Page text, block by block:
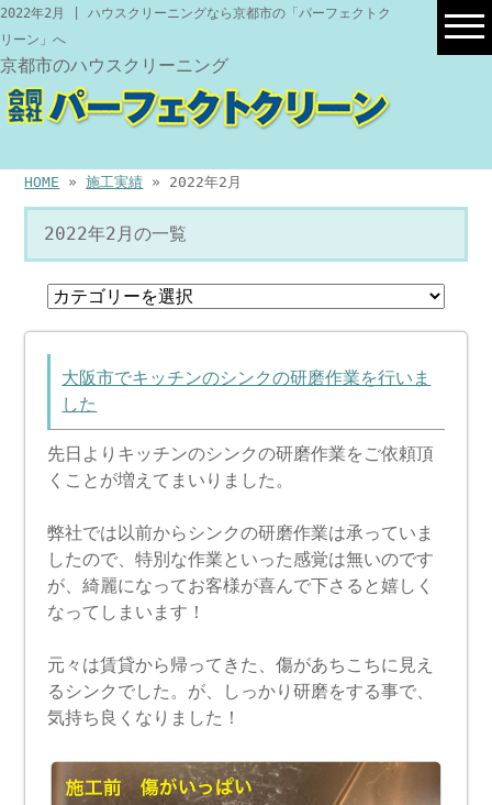
2022年2月 | ハウスクリーニングなら京都市の「パーフェクトク
リーン」へ
京都市のハウスクリーニング
HOME »施工実績 » 2022年2月
2022年2月の一覧
大阪市でキッチンのシンクの研磨作業を行いま
した
先日よりキッチンのシンクの研磨作業をご依頼頂
くことが増えてまいりました。
弊社では以前からシンクの研磨作業は承っていま
したので、特別な作業といった感覚は無いのです
が、綺麗になってお客様が喜んで下さると嬉しく
なってしまいます！
元々は賃貸から帰ってきた、傷があちこちに見え
るシンクでした。が、しっかり研磨をする事で、
気持ち良くなりました！